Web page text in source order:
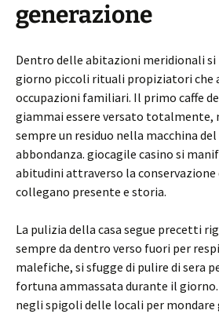
generazione
Dentro delle abitazioni meridionali
giorno piccoli rituali propiziatori che
occupazioni familiari. Il primo caffe
giammai essere versato totalmente,
sempre un residuo nella macchina
abbondanza. giocagile casino si
abitudini attraverso la
collegano presente e storia.
La pulizia della casa segue precetti
sempre da dentro verso fuori per
malefiche, si sfugge di pulire di sera
fortuna ammassata durante il giorno.
negli spigoli delle locali per